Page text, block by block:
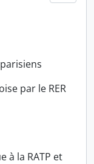
par le RER
à la RATP et